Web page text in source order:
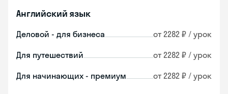
Английский язык
Деловой - для бизнеса от 2282 ₽ / урок
Для путешествий от 2282 ₽ / урок
Для начинающих - премиум от 2282 ₽ / урок